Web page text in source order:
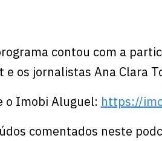
contou com a
e os jornalistas Ana Clara
o Imobi Aluguel: https://
comentados neste